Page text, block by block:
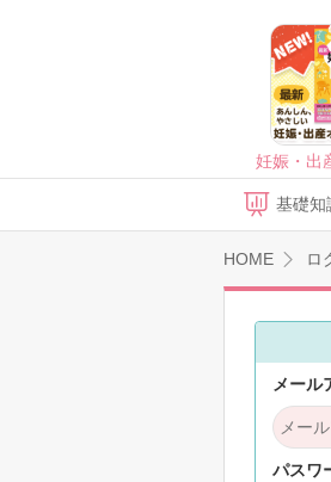
妊娠・出
基礎知
HOME ロ
メール
パスワ